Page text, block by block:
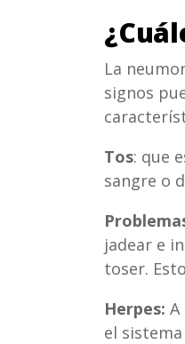
La
signos
Tos: que
sangre o
jadear e
toser.
Herpes:
el